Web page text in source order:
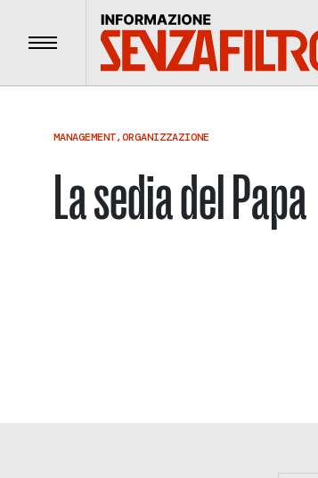
Menu
MANAGEMENT,ORGANIZZAZIONE
La sedia del Papa